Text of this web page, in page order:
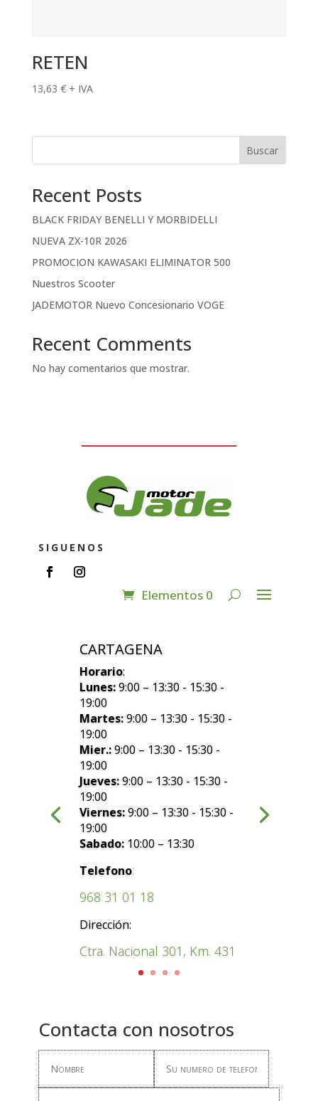
RETEN
13,63 € + IVA
Buscar
Recent Posts
BLACK FRIDAY BENELLI Y MORBIDELLI
NUEVA ZX-10R 2026
PROMOCION KAWASAKI ELIMINATOR 500
Nuestros Scooter
JADEMOTOR Nuevo Concesionario VOGE
Recent Comments
No hay comentarios que mostrar.
SIGUENOS
Elementos 0
CARTAGENA
Horario:
Lunes:9:00 – 13:30 - 15:30 -
19:00
Martes:9:00 – 13:30 - 15:30 -
19:00
Mier.:9:00 – 13:30 - 15:30 -
19:00
Jueves:9:00 – 13:30 - 15:30 -
19:00
Viernes:9:00 – 13:30 - 15:30 -
19:00
Sabado: 10:00 – 13:30
Telefono:
968 31 01 18
Dirección:
Ctra. Nacional 301, Km. 431
Contacta con nosotros